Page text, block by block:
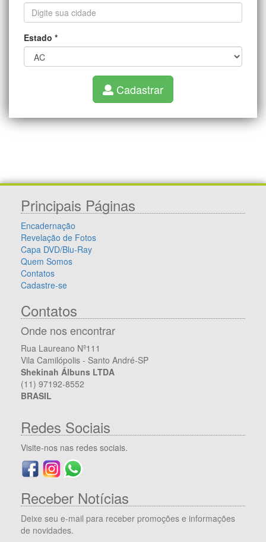
Estado *
Cadastrar
Principais Páginas
Encadernação
Revelação de Fotos
Capa DVD/Blu-Ray
Quem Somos
Contatos
Cadastre-se
Contatos
Onde nos encontrar
Rua Laureano Nº111
Vila Camilópolis - Santo André-SP
Shekinah Álbuns LTDA
(11) 97192-8552
BRASIL
Redes Sociais
Visite-nos nas redes sociais.
Receber Notícias
Deixe seu e-mail para receber promoções e informações
de novidades.